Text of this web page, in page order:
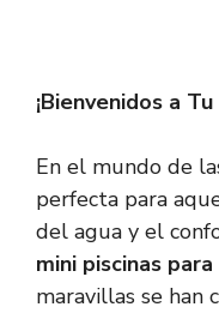
¡Bienvenidos a
En el mundo de
perfecta para
del agua y el
mini piscinas
maravillas se han